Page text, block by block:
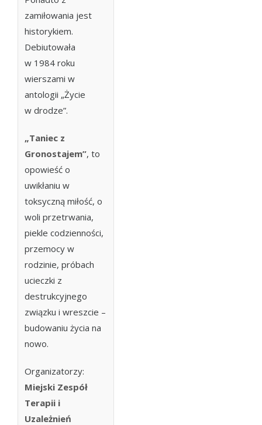
zamiłowania jest
historykiem.
Debiutowała
w 1984 roku
wierszami w
antologii „Życie
w drodze”.
„Taniec z
Gronostajem”, to
opowieść o
uwikłaniu w
toksyczną miłość, o
woli przetrwania,
piekle codzienności,
przemocy w
rodzinie, próbach
ucieczki z
destrukcyjnego
związku i wreszcie –
budowaniu życia na
nowo.
Organizatorzy:
Miejski Zespół
Terapii i
Uzależnień